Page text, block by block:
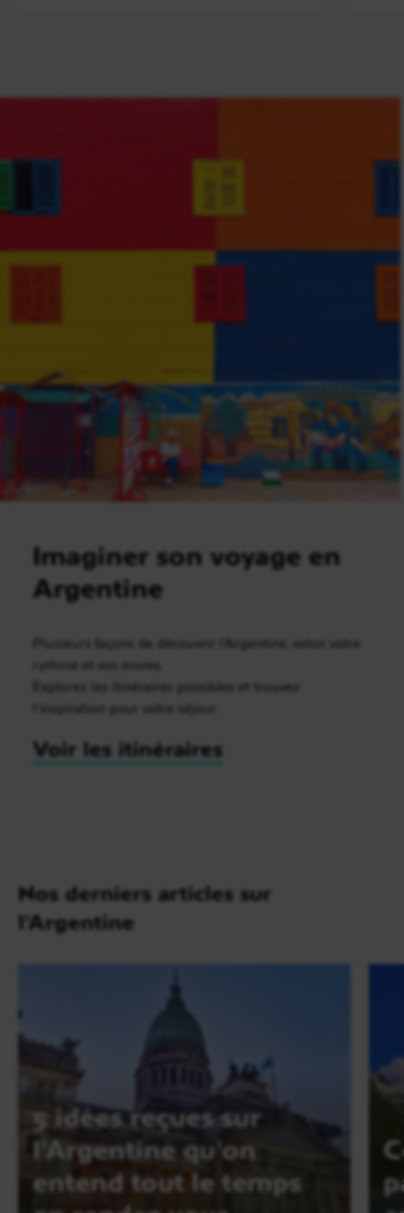
Imaginer son voyage en
Argentine
Plusieurs façons de découvrir l’Argentine, selon votre
rythme et vos envies.
Explorez les itinéraires possibles et trouvez
l’inspiration pour votre séjour.
Voir les itinéraires
Nos derniers articles sur
l'Argentine
5 idées reçues sur
l'Argentine qu'on
entend tout le temps